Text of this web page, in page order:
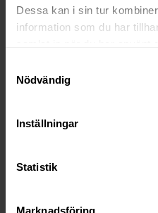
Dessa kan i sin tur
information som du har
Nödvändig
Inställningar
Statistik
Marknadsföring